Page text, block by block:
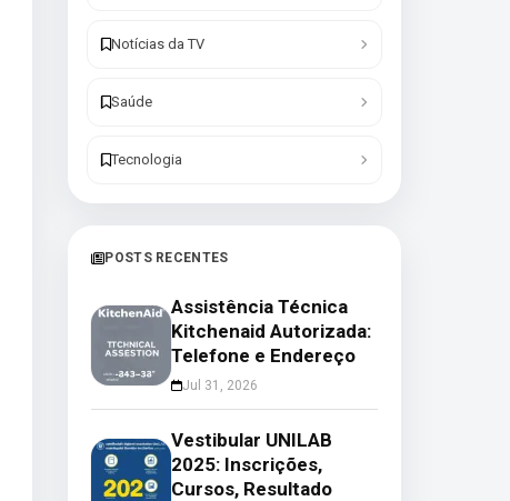
Notícias da TV
Saúde
Tecnologia
POSTS RECENTES
Assistência Técnica
Kitchenaid Autorizada:
Telefone e Endereço
Jul 31, 2026
Vestibular UNILAB
2025: Inscrições,
Cursos, Resultado